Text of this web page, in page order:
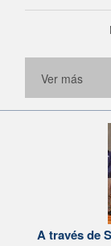
Ver más
A través de